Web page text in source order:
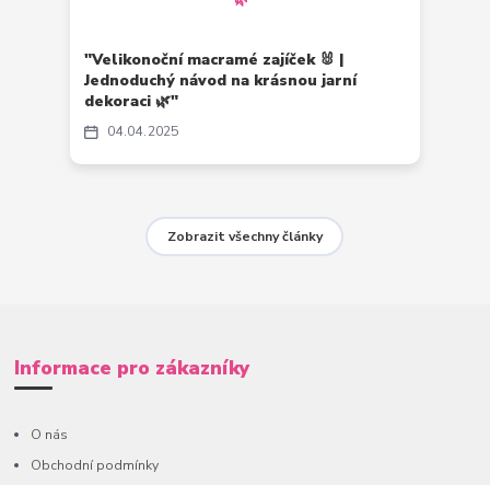
04 04 2025
"Velikonoční macramé zajíček 🐰 |
Jednoduchý návod na krásnou jarní
dekoraci 🌿"
Zobrazit všechny články
Informace pro zákazníky
O nás
Obchodní podmínky